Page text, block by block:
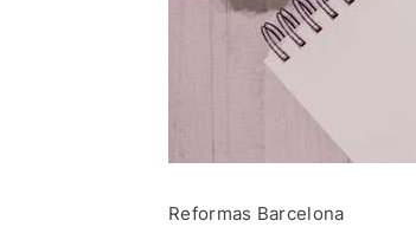
Reformas Barcelona